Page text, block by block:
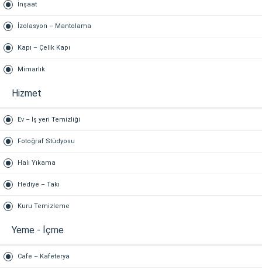
İnşaat
İzolasyon – Mantolama
Kapı – Çelik Kapı
Mimarlık
Hizmet
Ev – İş yeri Temizliği
Fotoğraf Stüdyosu
Halı Yıkama
Hediye – Takı
Kuru Temizleme
Yeme - İçme
Cafe – Kafeterya